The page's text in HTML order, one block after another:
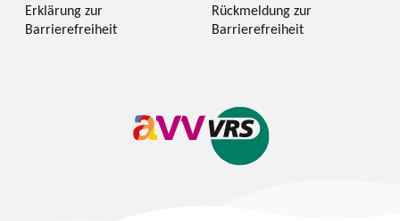
Erklärung zur
Barrierefreiheit
Rückmeldung zur
Barrierefreiheit